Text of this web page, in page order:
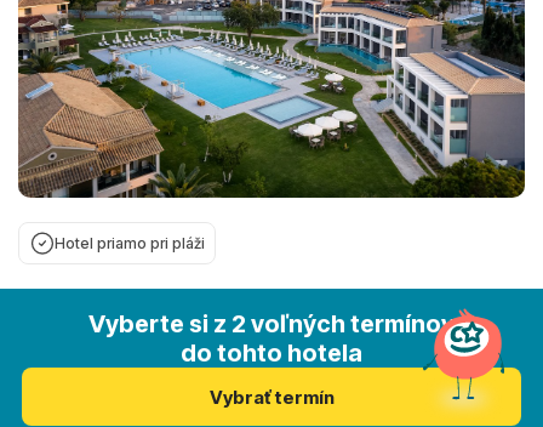
Hotel priamo pri pláži
Vyberte si z 2 voľných termínov
do tohto hotela
Vybrať termín